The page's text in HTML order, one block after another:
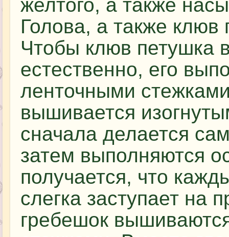
желтого, а также
Голова, а также клюв
Чтобы клюв петушка
естественно, его
ленточными
вышивается
сначала делается
затем выполняются
получается, что
слегка заступает на
гребешок